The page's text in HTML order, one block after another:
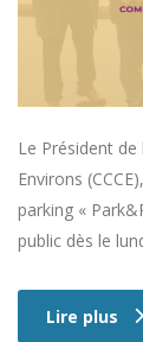
Le Président
Environs
parking «
public dès le
Lire plus